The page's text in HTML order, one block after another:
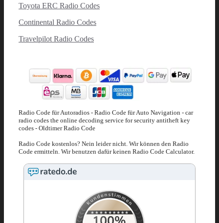
Toyota ERC Radio Codes
Continental Radio Codes
Travelpilot Radio Codes
Radio Code für Autoradios - Radio Code für Auto Navigation - car
radio codes the online decoding service for security antitheft key
codes - Oldtimer Radio Code
Radio Code kostenlos? Nein leider nicht. Wir können den Radio
Code ermitteln. Wir benutzen dafür keinen Radio Code Calculator.